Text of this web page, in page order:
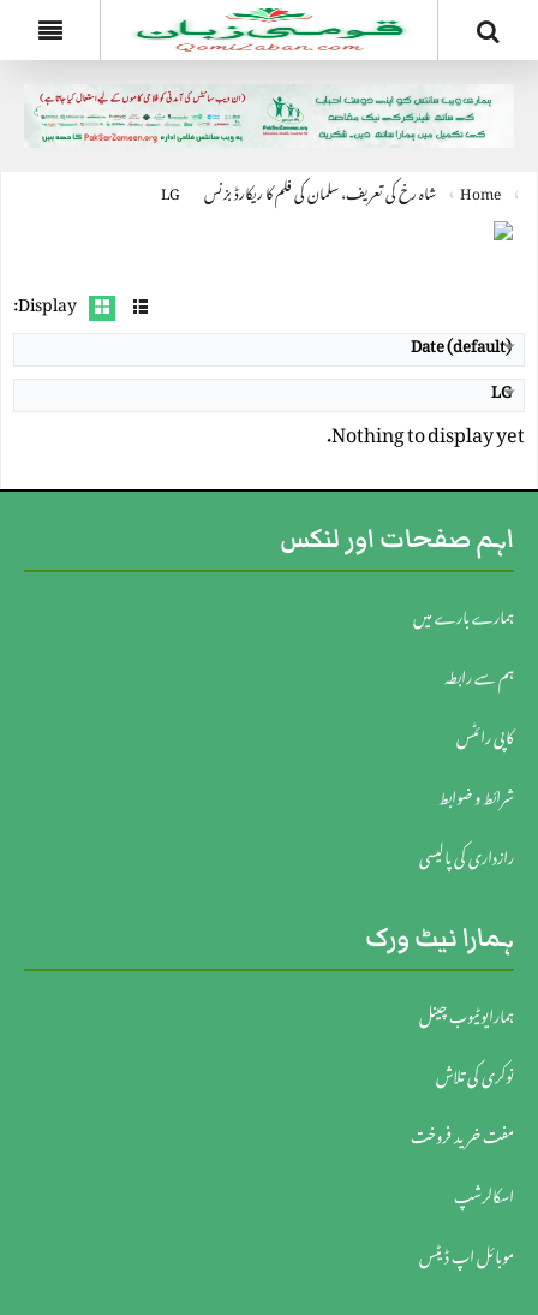
Home شاہ رخ کی تعریف، سلمان کی فلم کا ریکارڈ بزنس LG
Display:
Date (default)
LG
Nothing to display yet.
اہم صفحات اور لنکس
ہمارے بارے میں
ہم سے رابطہ
کاپی رائٹس
شرائط و ضوابط
رازداری کی پالیسی
ہمارا نیٹ ورک
ہمارایوٹیوب چینل
نوکری کی تلاش
مفت خرید فروخت
اسکالرشپ
موبائل اپ ڈیٹس